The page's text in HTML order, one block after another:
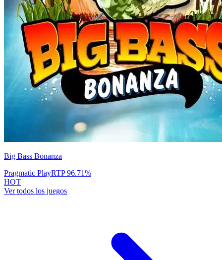
Big Bass Bonanza
Pragmatic PlayRTP96.71%
HOT
Ver todos los juegos